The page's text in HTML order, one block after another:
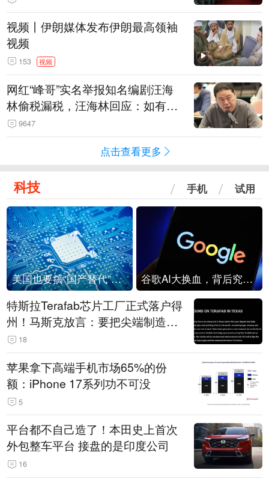
视频丨伊朗媒体发布伊朗最高领袖
视频
153 视频
网红“峰哥”实名举报知名编剧汪海
林偷税漏税，汪海林回应：如有违
法行为，相关机构自会进行评判和
处理
9647
点击查看更多
科技 手机 试用
美国也要搞“国产替代”？先算清三笔账 谷歌AI大换血，背后究竟发生了什么？
特斯拉Terafab芯片工厂正式落户得
州！马斯克放言：要把尖端制造带
回美国
18
苹果拿下高端手机市场65%的份
额：iPhone 17系列功不可没
5
平台都不自己造了！本田史上首次
外包整车平台 接盘的是印度公司
16